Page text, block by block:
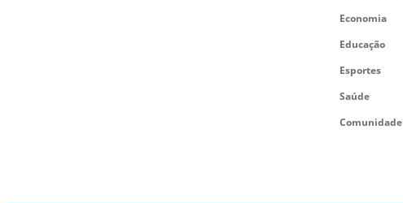
Economia
Educação
Esportes
Saúde
Comunidade